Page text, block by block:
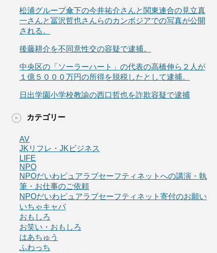
松浦グループ傘下の今井祐介さんと関東連合の見立真
一さんと冨沢哲也さんらのカンボジアでの写真が公開
される。
後藤耕介を不同意性交の容疑で逮捕。
中央区の「ソーラーハート」の代表の高橋伸ら２人が
１億５０００万円の所得を脱税したとして逮捕。
日出学園小学校教諭の西口哲也を詐欺容疑で逮捕
カテゴリー
AV
JKリフレ・JKビジネス
LIFE
NPO
NPOだいわピュアラブセーフティネットへの講演・執
筆・お仕事のご依頼
NPOだいわピュアラブセーフティネット寄付のお願い
いちゃキャバ
おもしろ
お笑い・おもしろ
はあちゅう
ふわっち